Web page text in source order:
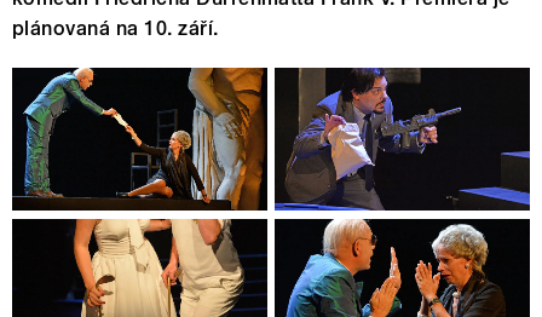
plánovaná na 10. září.